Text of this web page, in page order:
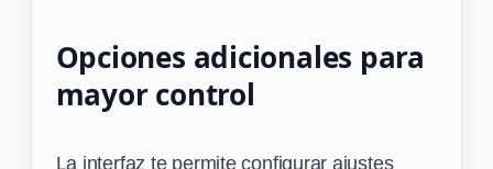
Opciones adicionales para
mayor control
La interfaz te permite configurar ajustes